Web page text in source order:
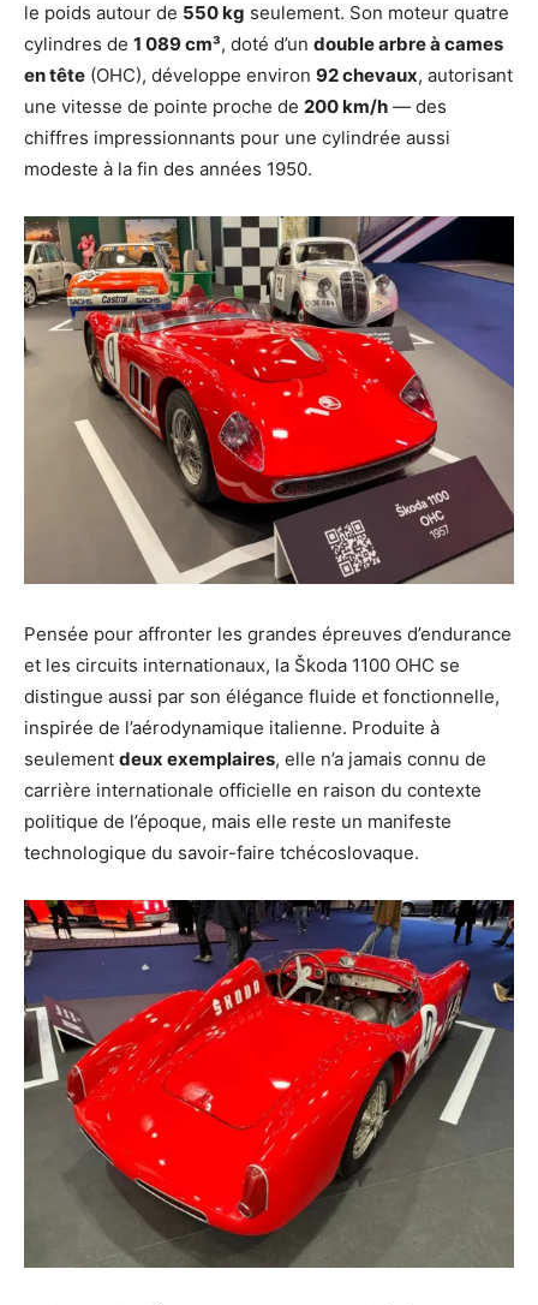
le poids autour de 550 kg seulement. Son moteur quatre
cylindres de 1 089 cm³, doté d’un double arbre à cames
en tête (OHC), développe environ 92 chevaux, autorisant
une vitesse de pointe proche de 200 km/h — des
chiffres impressionnants pour une cylindrée aussi
modeste à la fin des années 1950.
Pensée pour affronter les grandes épreuves d’endurance
et les circuits internationaux, la Škoda 1100 OHC se
distingue aussi par son élégance fluide et fonctionnelle,
inspirée de l’aérodynamique italienne. Produite à
seulement deux exemplaires, elle n’a jamais connu de
carrière internationale officielle en raison du contexte
politique de l’époque, mais elle reste un manifeste
technologique du savoir-faire tchécoslovaque.